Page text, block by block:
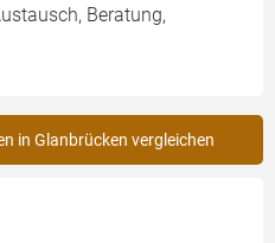
Beratung,
in Glanbrücken vergleichen